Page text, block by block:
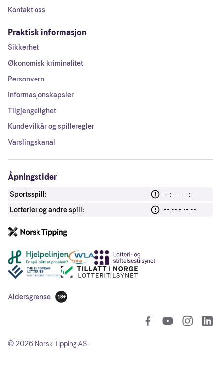
Kontakt oss
Praktisk informasjon
Sikkerhet
Økonomisk kriminalitet
Personvern
Informasjonskapsler
Tilgjengelighet
Kundevilkår og spilleregler
Varslingskanal
Åpningstider
Sportsspill:
--:-- - --:--
Lotterier og andre spill:
--:-- - --:--
Andre lenker
Aldersgrense
18 år
© 2026 Norsk Tipping AS.